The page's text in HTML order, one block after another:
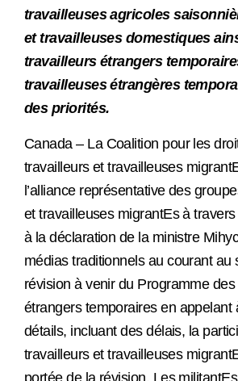
travailleuses agricoles
et travailleuses domestiques
travailleurs étrangers
travailleuses étrangères
des priorités.
Canada – La Coalition pour les
travailleurs et travailleuses
l’alliance représentative des
et travailleuses migrantEs à
à la déclaration de la ministre
médias traditionnels au courant au
révision à venir du Programme
étrangers temporaires en appelant
détails, incluant des délais, la
travailleurs et travailleuses
portée de la révision. Les